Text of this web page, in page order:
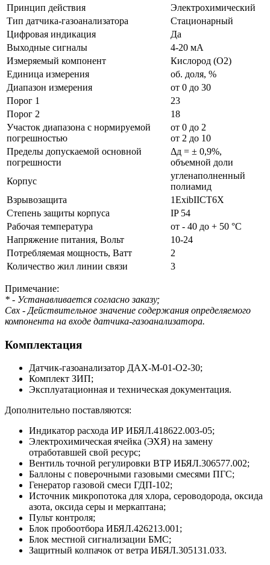
Принцип действия
Электрохимический
Тип датчика-газоанализатора
Стационарный
Цифровая индикация
Да
Выходные сигналы
4-20 мА
Измеряемый компонент
Кислород (O2)
Единица измерения
об. доля, %
Диапазон измерения
от 0 до 30
Порог 1
23
Порог 2
18
Участок диапазона с нормируемой
погрешностью
от 0 до 2
от 2 до 10
Пределы допускаемой основной
погрешности
Δд = ± 0,9%,
объемной доли
Корпус
угленаполненный
полиамид
Взрывозащита
1ExibIICT6X
Степень защиты корпуса
IP 54
Рабочая температура
от - 40 до + 50 °С
Напряжение питания, Вольт
10-24
Потребляемая мощность, Ватт
2
Количество жил линии связи
3
Примечание:
* - Устанавливается согласно заказу;
Свх - Действительное значение содержания определяемого
компонента на входе датчика-газоанализатора.
Комплектация
Датчик-газоанализатор ДАХ-М-01-O2-30;
Комплект ЗИП;
Эксплуатационная и техническая документация.
Дополнительно поставляются:
Индикатор расхода ИР ИБЯЛ.418622.003-05;
Электрохимическая ячейка (ЭХЯ) на замену
отработавшей свой ресурс;
Вентиль точной регулировки ВТР ИБЯЛ.306577.002;
Баллоны с поверочными газовыми смесями ПГС;
Генератор газовой смеси ГДП-102;
Источник микропотока для хлора, сероводорода, оксида
азота, оксида серы и меркаптана;
Пульт контроля;
Блок пробоотбора ИБЯЛ.426213.001;
Блок местной сигнализации БМС;
Защитный колпачок от ветра ИБЯЛ.305131.033.